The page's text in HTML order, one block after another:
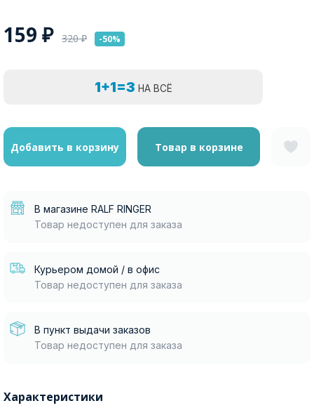
159 ₽ 320₽ -50%
1+1=3 НА ВСЁ
Добавить в корзину Товар в корзине
В магазине RALF RINGER
Товар недоступен для заказа
Курьером домой / в офис
Товар недоступен для заказа
В пункт выдачи заказов
Товар недоступен для заказа
Характеристики